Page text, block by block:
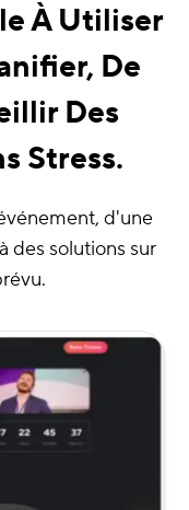
À Utiliser
De
Des
Stress.
d'une
des solutions sur